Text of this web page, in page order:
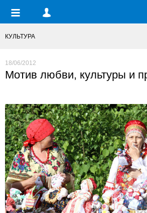
КУЛЬТУРА
18/06/2012
Мотив любви, культуры и